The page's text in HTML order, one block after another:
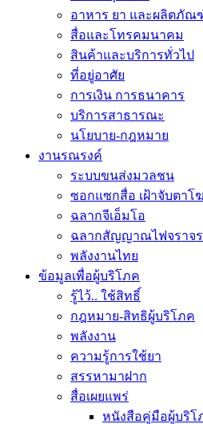
อาหาร ยา และผลิตภัณ
สื่อและโทรคมนาคม
สินค้าและบริการทั่วไป
ที่อยู่อาศัย
การเงิน การธนาคาร
บริการสาธารณะ
นโยบาย-กฎหมาย
งานรณรงค์
ระบบขนส่งมวลชน
ซอกแซกสื่อ เฝ้าจับตาโ
ฉลากจีเอ็มโอ
ฉลากสัญญาณไฟจราจร
พลังงานไทย
ข้อมูลเพื่อผู้บริโภค
รู้ไว้.. ใช้สิทธิ์
กฎหมาย-สิทธิผู้บริโภค
พลังงาน
ความรู้การใช้ยา
สรรหามาฝาก
สื่อเผยแพร่
หนังสือคู่มือผู้บริโ